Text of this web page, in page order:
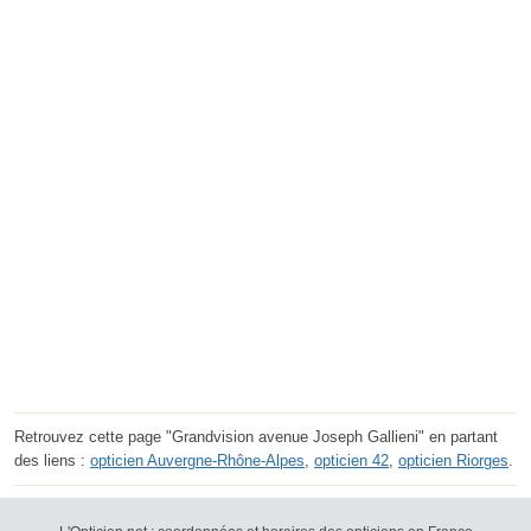
Retrouvez cette page "Grandvision avenue Joseph Gallieni" en partant
des liens : opticien Auvergne-Rhône-Alpes, opticien 42, opticien Riorges.